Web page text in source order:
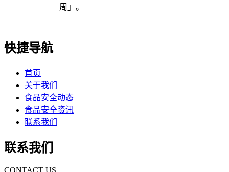
周」。
快捷导航
首页
关于我们
食品安全动态
食品安全资讯
联系我们
联系我们
CONTACT US